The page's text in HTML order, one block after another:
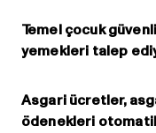
Temel çocuk
yemekleri talep
Asgari ücretler,
ödenekleri